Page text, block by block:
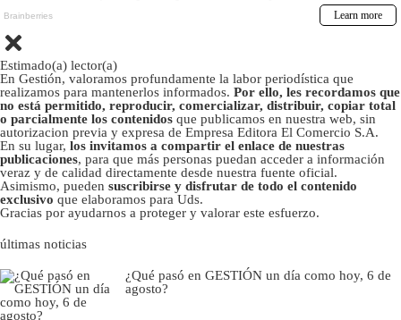
Estimado(a) lector(a)
En Gestión, valoramos profundamente la labor periodística que
realizamos para mantenerlos informados. Por ello, les recordamos que
no está permitido, reproducir, comercializar, distribuir, copiar total
o parcialmente los contenidos que publicamos en nuestra web, sin
autorizacion previa y expresa de Empresa Editora El Comercio S.A.
En su lugar, los invitamos a compartir el enlace de nuestras
publicaciones, para que más personas puedan acceder a información
veraz y de calidad directamente desde nuestra fuente oficial.
Asimismo, pueden suscribirse y disfrutar de todo el contenido
exclusivo que elaboramos para Uds.
Gracias por ayudarnos a proteger y valorar este esfuerzo.
últimas noticias
¿Qué pasó en GESTIÓN un día como hoy, 6 de
agosto?